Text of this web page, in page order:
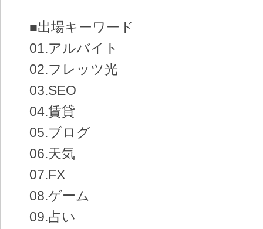
■出場キーワード
01.アルバイト
02.フレッツ光
03.SEO
04.賃貸
05.ブログ
06.天気
07.FX
08.ゲーム
09.占い